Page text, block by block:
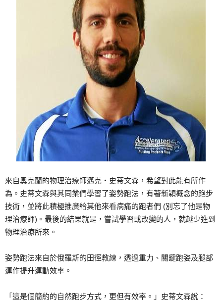
來自奧克蘭的物理治療師邁克‧史蒂文森，希望對此能有所作
為。史蒂文森與其同業們學習了姿勢跑法，有著新穎概念的跑步
技術，並將此積極推廣給其他來看病痛的跑者們 (別忘了他是物
理治療師)。最後的結果就是，嘗試學習或改變的人，就越少進到
物理治療所來。
姿勢跑法來自於俄羅斯的田徑教練，透過重力、關鍵跑姿及腿部
運作提升運動效率。
「這是個簡約的自然跑步方式，更但有效率。」史蒂文森說：